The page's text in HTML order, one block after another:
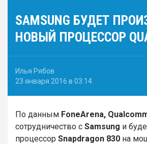
SAMSUNG БУДЕТ
НОВЫЙ ПРОЦЕССОР
Илья Рябов
23 января 2016 в 03:14
По данным FoneArena,
сотрудничество с Samsung и
процессор Snapdragon 830 на